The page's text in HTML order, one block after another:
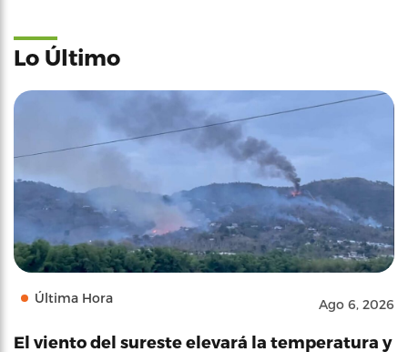
Lo Último
Última Hora Ago 6, 2026
El viento del sureste elevará la temperatura y